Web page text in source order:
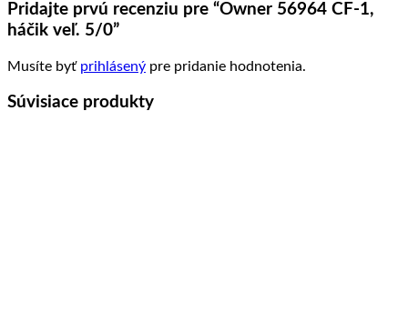
Pridajte prvú recenziu pre “Owner 56964 CF-1,
háčik veľ. 5/0”
Musíte byť prihlásený pre pridanie hodnotenia.
Súvisiace produkty